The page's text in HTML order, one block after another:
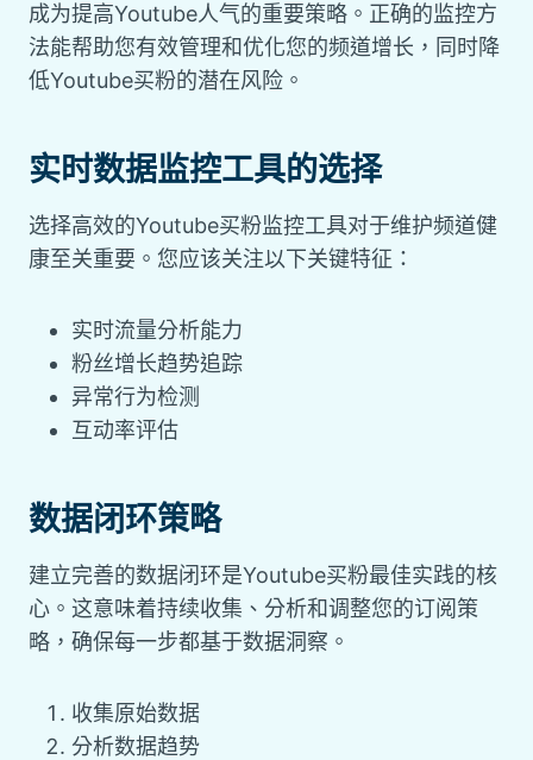
成为提高Youtube人气的重要策略。正确的监控方
法能帮助您有效管理和优化您的频道增长，同时降
低Youtube买粉的潜在风险。
实时数据监控工具的选择
选择高效的Youtube买粉监控工具对于维护频道健
康至关重要。您应该关注以下关键特征：
实时流量分析能力
粉丝增长趋势追踪
异常行为检测
互动率评估
数据闭环策略
建立完善的数据闭环是Youtube买粉最佳实践的核
心。这意味着持续收集、分析和调整您的订阅策
略，确保每一步都基于数据洞察。
收集原始数据
分析数据趋势